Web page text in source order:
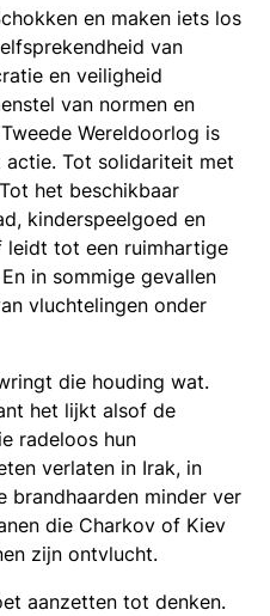
en maken iets los
van
en veiligheid
van normen en
Wereldoorlog is
Tot solidariteit met
het beschikbaar
kinderspeelgoed en
leidt tot een ruimhartige
in sommige gevallen
vluchtelingen onder
die houding wat.
het lijkt alsof de
radeloos hun
verlaten in Irak, in
brandhaarden minder ver
die Charkov of Kiev
zijn ontvlucht.
aanzetten tot denken.